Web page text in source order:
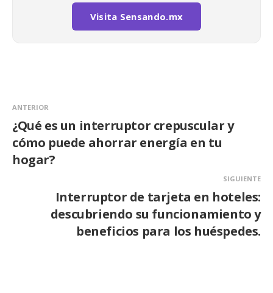
Visita Sensando.mx
ANTERIOR
¿Qué es un interruptor crepuscular y
cómo puede ahorrar energía en tu
hogar?
SIGUIENTE
Interruptor de tarjeta en hoteles:
descubriendo su funcionamiento y
beneficios para los huéspedes.